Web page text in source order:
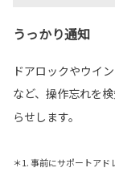
うっかり通知
ドアロックやウイ
など、操作忘れを
らせします。
＊1. 事前にサポートアド